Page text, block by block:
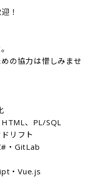
！
の協力は惜しみませ
、PL/SQL
リフト
・GitLab
・Vue.js